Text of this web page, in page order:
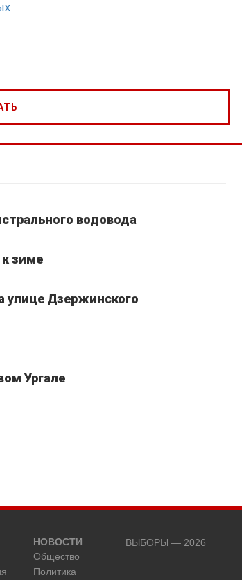
водовода
зиме
Дзержинского
Ургале
НОВОСТИ
Общество
Политика
ВЫБОРЫ — 2026